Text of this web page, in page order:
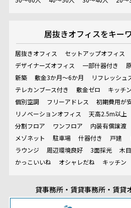
居抜きオフィスをキー
居抜きオフィス セットアップオフィス
デザイナーズオフィス
一部什器付き
新築
敷金3か月～6か月
リフレッシュ
テレカンブース付き
敷金ゼロ
キッチ
個別空調
フリーアドレス 初期費用が
リノベーションオフィス
天高2.5m以上
分割フロア
ワンフロア 内装有償譲渡
メゾネット
駐車場 什器付き 戸建
ラウンジ
周辺環境良好 3面採光 木
かっこいいね
オシャレだね キッチン
貸事務所・賃貸事務所・賃貸